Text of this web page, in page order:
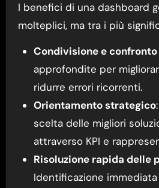
I benefici di una dashboard
molteplici, ma tra i più
Condivisione e
approfondite per
ridurre errori ricorrenti.
Orientamento strategico
scelta delle migliori
attraverso KPI e
Risoluzione rapida delle
Identificazione